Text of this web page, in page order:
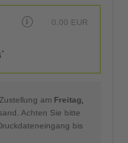
0,00 EUR
*
am Freitag,
Achten Sie bitte
bis